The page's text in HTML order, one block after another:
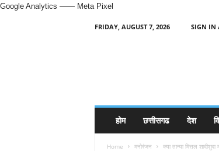
Google Analytics —— Meta Pixel
FRIDAY, AUGUST 7, 2026 SIGN IN
होम छत्तीसगढ देश
Home मनोरंजन क्या तान्या मित्तल